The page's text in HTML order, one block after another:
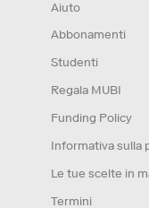
Aiuto
Abbonamenti
Studenti
Regala MUBI
Funding Policy
Informativa sulla
Le tue scelte in
Termini